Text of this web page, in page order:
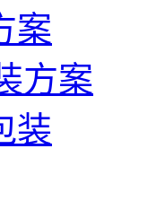
案
方案
装